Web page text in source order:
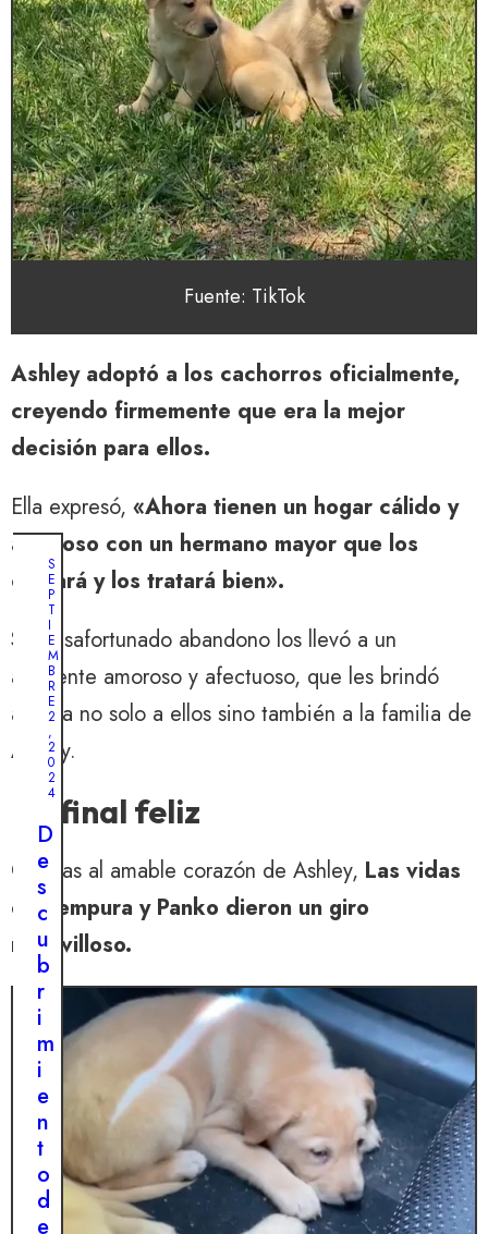
Fuente: TikTok
Ashley adoptó a los cachorros oficialmente,
creyendo firmemente que era la mejor
decisión para ellos.
Ella expresó, «Ahora tienen un hogar cálido y
amoroso con un hermano mayor que los
cuidará y los tratará bien».
Su desafortunado abandono los llevó a un
ambiente amoroso y afectuoso, que les brindó
alegría no solo a ellos sino también a la familia de
Ashley.
Un final feliz
Gracias al amable corazón de Ashley, Las vidas
de Tempura y Panko dieron un giro
maravilloso.
S
E
P
T
I
E
M
B
R
E
2
,
2
0
2
4
D
e
s
c
u
b
r
i
m
i
e
n
t
o
d
e